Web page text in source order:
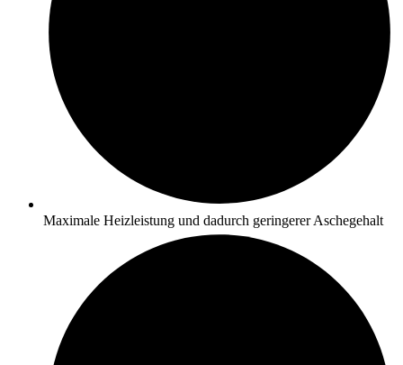
Maximale Heizleistung und dadurch geringerer Aschegehalt